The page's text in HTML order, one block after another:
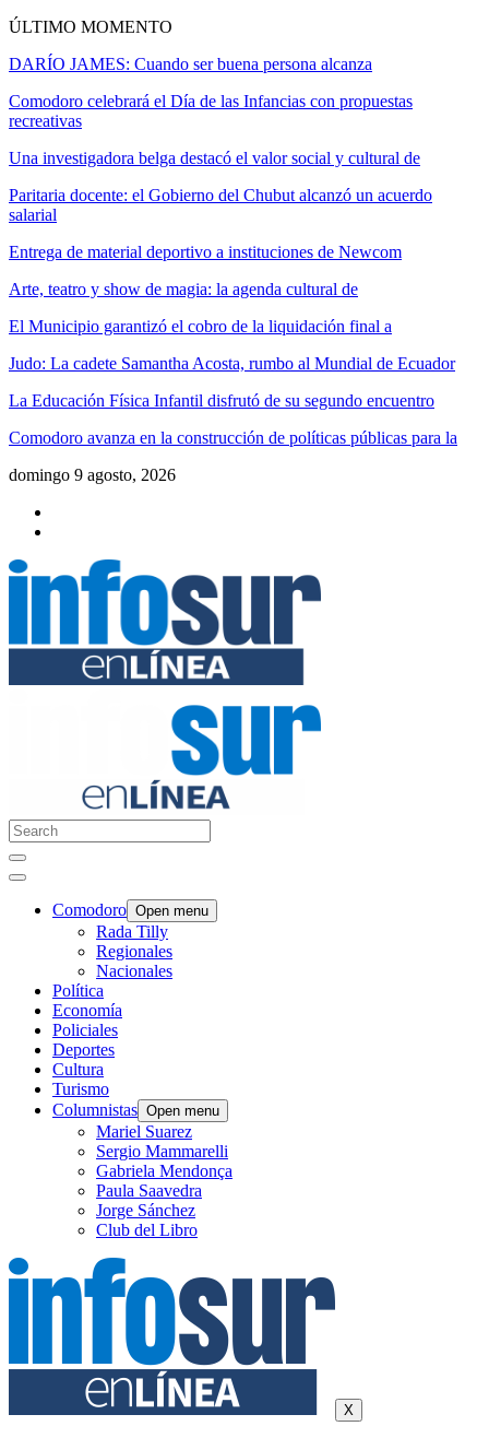
ÚLTIMO MOMENTO
DARÍO JAMES: Cuando ser buena persona alcanza
Comodoro celebrará el Día de las Infancias con propuestas
recreativas
Una investigadora belga destacó el valor social y cultural de
Paritaria docente: el Gobierno del Chubut alcanzó un acuerdo
salarial
Entrega de material deportivo a instituciones de Newcom
Arte, teatro y show de magia: la agenda cultural de
El Municipio garantizó el cobro de la liquidación final a
Judo: La cadete Samantha Acosta, rumbo al Mundial de Ecuador
La Educación Física Infantil disfrutó de su segundo encuentro
Comodoro avanza en la construcción de políticas públicas para la
domingo 9 agosto, 2026
Comodoro Open menu
Rada Tilly
Regionales
Nacionales
Política
Economía
Policiales
Deportes
Cultura
Turismo
Columnistas Open menu
Mariel Suarez
Sergio Mammarelli
Gabriela Mendonça
Paula Saavedra
Jorge Sánchez
Club del Libro
X